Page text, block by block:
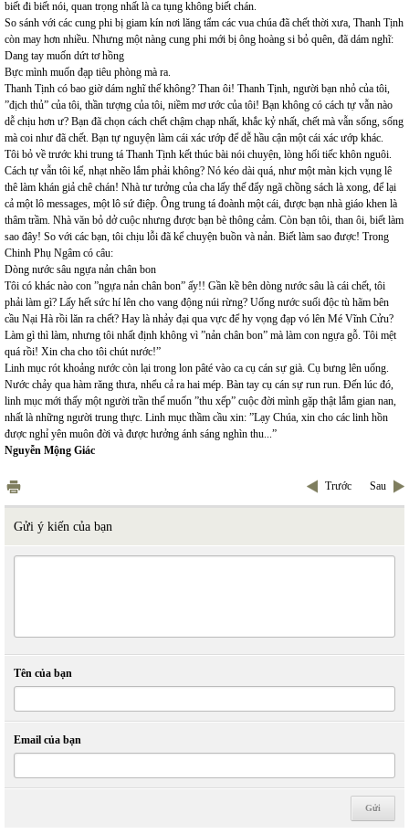
biết đi biết nói, quan trọng nhất là ca tụng không biết chán.
So sánh với các cung phi bị giam kín nơi lăng tẩm các vua chúa đã chết thời xưa, Thanh Tịnh
còn may hơn nhiều. Nhưng một nàng cung phi mới bị ông hoàng si bỏ quên, đã dám nghĩ:
Dang tay muốn dứt tơ hồng
Bực mình muốn đạp tiêu phòng mà ra.
Thanh Tịnh có bao giờ dám nghĩ thế không? Than ôi! Thanh Tịnh, người bạn nhỏ của tôi,
”địch thủ” của tôi, thần tượng của tôi, niềm mơ ước của tôi! Bạn không có cách tự vẫn nào
dễ chịu hơn ư? Bạn đã chọn cách chết chậm chạp nhất, khắc kỷ nhất, chết mà vẫn sống, sống
mà coi như đã chết. Bạn tự nguyện làm cái xác ướp để dễ hầu cận một cái xác ướp khác.
Tôi bỏ về trước khi trung tá Thanh Tịnh kết thúc bài nói chuyện, lòng hối tiếc khôn nguôi.
Cách tự vẫn tôi kể, nhạt nhẽo lắm phải không? Nó kéo dài quá, như một màn kịch vụng lê
thê làm khán giả chê chán! Nhà tư tưởng của cha lấy thế đẩy ngã chồng sách là xong, để lại
cả một lô messages, một lô sứ điệp. Ông trung tá đoành một cái, được bạn nhà giáo khen là
thâm trầm. Nhà văn bỏ dở cuộc nhưng được bạn bè thông cảm. Còn bạn tôi, than ôi, biết làm
sao đây! So với các bạn, tôi chịu lỗi đã kể chuyện buồn và nản. Biết làm sao được! Trong
Chinh Phụ Ngâm có câu:
Dòng nước sâu ngựa nản chân bon
Tôi có khác nào con ”ngựa nản chân bon” ấy!! Gần kề bên dòng nước sâu là cái chết, tôi
phải làm gì? Lấy hết sức hí lên cho vang động núi rừng? Uống nước suối độc tù hãm bên
cầu Nại Hà rồi lăn ra chết? Hay là nhảy đại qua vực để hy vọng đạp vó lên Mé Vĩnh Cửu?
Làm gì thì làm, nhưng tôi nhất định không vì ”nản chân bon” mà làm con ngựa gỗ. Tôi mệt
quá rồi! Xin cha cho tôi chút nước!”
Linh mục rót khoảng nước còn lại trong lon pâté vào ca cụ cán sự già. Cụ bưng lên uống.
Nước chảy qua hàm răng thưa, nhểu cả ra hai mép. Bàn tay cụ cán sự run run. Đến lúc đó,
linh mục mới thấy một người trần thế muốn ”thu xếp” cuộc đời mình gặp thật lắm gian nan,
nhất là những người trung thực. Linh mục thầm cầu xin: ”Lạy Chúa, xin cho các linh hồn
được nghỉ yên muôn đời và được hưởng ánh sáng nghìn thu...”
Nguyễn Mộng Giác
Trước Sau
Gửi ý kiến của bạn
Tên của bạn
Email của bạn